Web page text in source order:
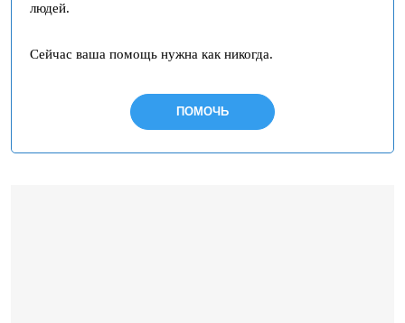
людей.
Сейчас ваша помощь нужна как никогда.
ПОМОЧЬ